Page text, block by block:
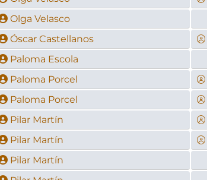
Olga Velasco
Óscar Castellanos
Paloma Escola
Paloma Porcel
Paloma Porcel
Pilar Martín
Pilar Martín
Pilar Martín